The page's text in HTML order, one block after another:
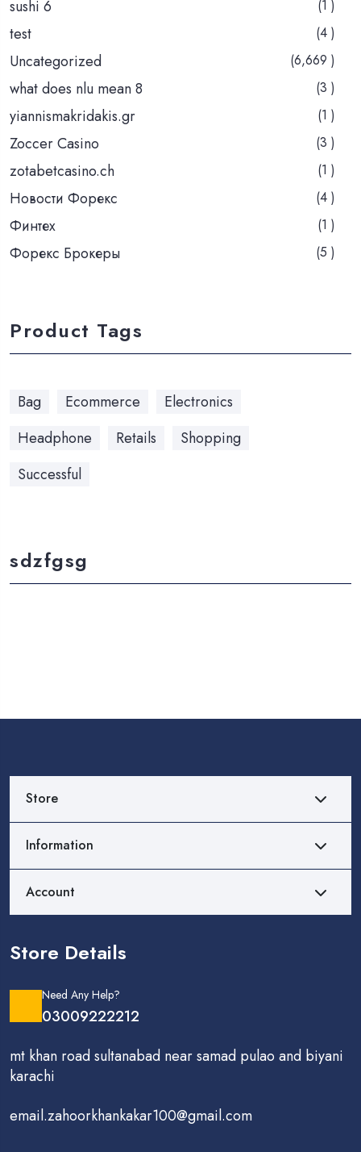
sushi 6 (1 )
test (4 )
Uncategorized (6,669 )
what does nlu mean 8 (3 )
yiannismakridakis.gr (1 )
Zoccer Casino (3 )
zotabetcasino.ch (1 )
Новости Форекс (4 )
Финтех (1 )
Форекс Брокеры (5 )
Product Tags
Bag Ecommerce
Electronics
Headphone
Retails
Shopping
Successful
sdzfgsg
Store
Information
Account
Store Details
Need Any Help?
03009222212
mt khan road sultanabad near samad pulao and biyani
karachi
email.zahoorkhankakar100@gmail.com